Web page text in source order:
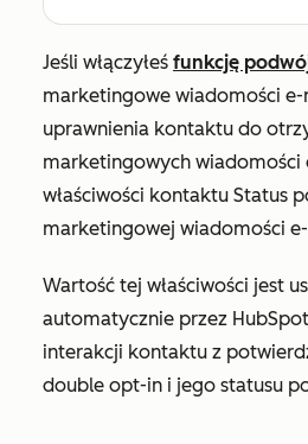
Jeśli włączyłeś funkcję
marketingowe wiadomości e-
uprawnienia kontaktu do
marketingowych wiadomości
właściwości kontaktu Status
marketingowej wiadomości
Wartość tej właściwości jest
automatycznie przez
interakcji kontaktu z
double opt-in i jego statusu